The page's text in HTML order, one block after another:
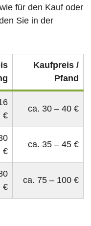
für den Kauf oder
Sie in der
Kaufpreis /
Pfand
€
ca. 30 – 40 €
€
ca. 35 – 45 €
€
ca. 75 – 100 €